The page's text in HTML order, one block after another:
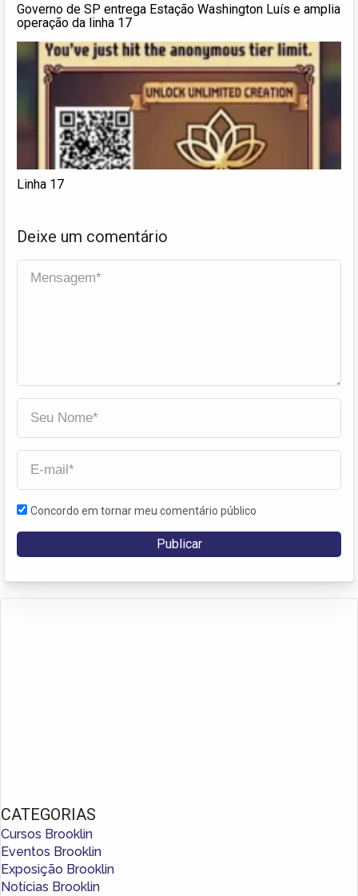
Governo de SP entrega Estação Washington Luís e amplia
operação da linha 17
Linha 17
Deixe um comentário
Concordo em tornar meu comentário público
CATEGORIAS
Cursos Brooklin
Eventos Brooklin
Exposição Brooklin
Notícias Brooklin